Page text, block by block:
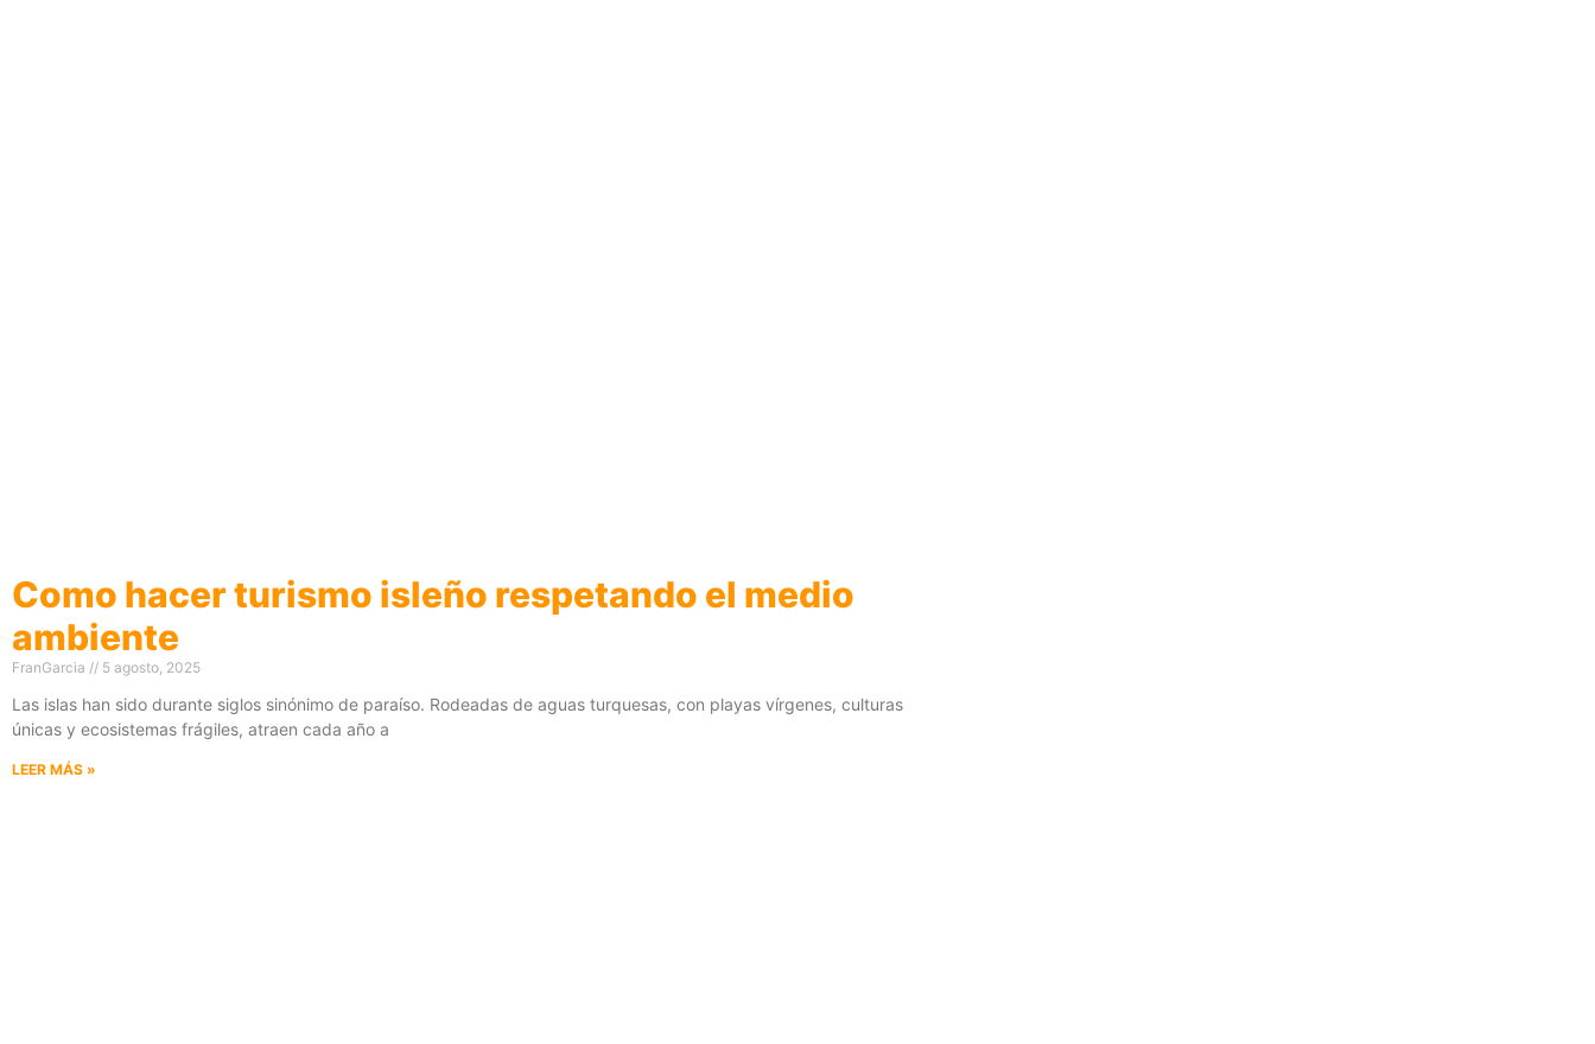
Como hacer turismo isleño respetando el medio
ambiente
FranGarcia 5 agosto, 2025
Las islas han sido durante siglos sinónimo de paraíso. Rodeadas de aguas turquesas, con playas vírgenes, culturas
únicas y ecosistemas frágiles, atraen cada año a
LEER MÁS »